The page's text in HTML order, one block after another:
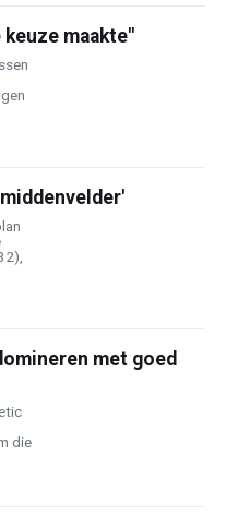
maakte"
met goed
die